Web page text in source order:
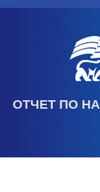
ОТЧЕТ ПО